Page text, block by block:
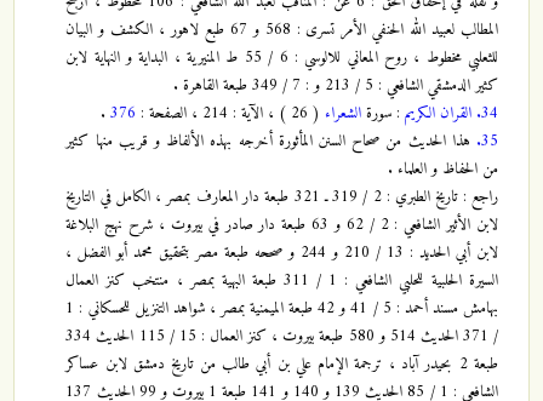
المطالب لعبيد الله الحنفي الأمر تسرى : 568 و 67 طبع لاهور ، الكشف و البيان
للثعلبي مخطوط ، روح المعاني للالوسي : 6 / 55 ط المنيرية ، البداية و النهاية لابن
كثير الدمشقي الشافعي : 5 / 213 و : 7 / 349 طبعة القاهرة .
34. القران الكريم : سورةالشعراء ( 26 ) ، الآية : 214 ، الصفحة : 376
.
35. هذا الحديث من صحاح السنن المأثورة أخرجه بهذه الألفاظ و قريب منها كثير
من الحفاظ و العلماء .
راجع : تاريخ الطبري : 2 / 319 ـ 321 طبعة دار المعارف بمصر ، الكامل في التاريخ
لابن الأثير الشافعي : 2 / 62 و 63 طبعة دار صادر في بيروت ، شرح نهج البلاغة
لابن أبي الحديد : 13 / 210 و 244 و صححه طبعة مصر بتحقيق محمد أبو الفضل ،
السيرة الحلبية للحلبي الشافعي : 1 / 311 طبعة البهية بمصر ، منتخب كنز العمال
بهامش مسند أحمد : 5 / 41 و 42 طبعة الميمنية بمصر ، شواهد التنزيل للحسكاني : 1
/ 371 الحديث 514 و 580 طبعة بيروت ، كنز العمال : 15 / 115 الحديث 334
طبعة 2 بحيدر آباد ، ترجمة الإمام علي بن أبي طالب من تاريخ دمشق لابن عساكر
الشافعي : 1 / 85 الحديث 139 و 140 و 141 طبعة 1 بيروت و 99 الحديث 137